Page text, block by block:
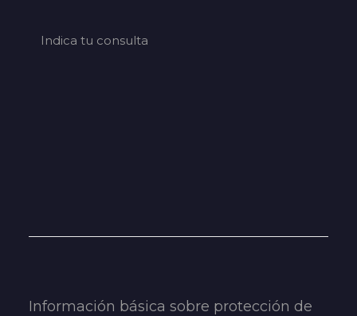
Información básica sobre protección de